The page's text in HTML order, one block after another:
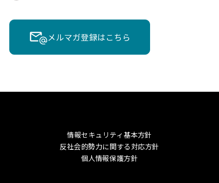
メルマガ登録はこちら
情報セキュリティ基本方針
反社会的勢力に関する対応方針
個人情報保護方針